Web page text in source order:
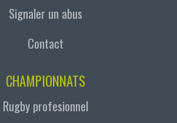
Signaler un abus
Contact
CHAMPIONNATS
Rugby profesionnel